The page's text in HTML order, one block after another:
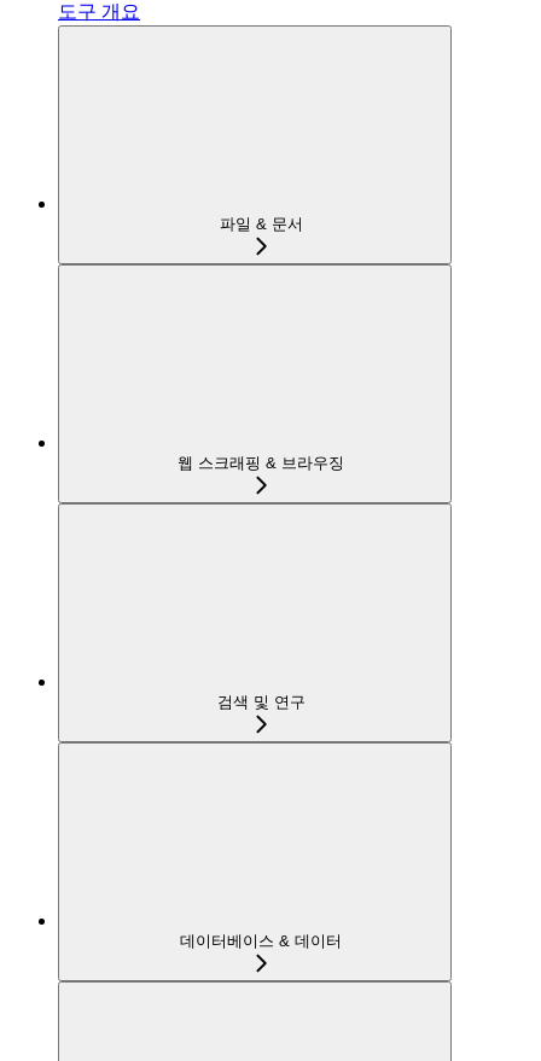
도구 개요
파일 & 문서
웹 스크래핑 & 브라우징
검색 및 연구
데이터베이스 & 데이터